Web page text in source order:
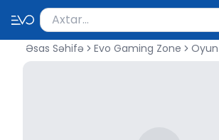
Məhsul axtar
Axtarış üçün ən azı 2 simvol
Əsas Səhifə Evo Gaming Zone Oyun